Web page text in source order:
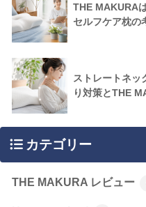
THE MAKURA
セルフケア枕の
ストレートネッ
り対策とTHE
カテゴリー
THE MAKURA レビュー